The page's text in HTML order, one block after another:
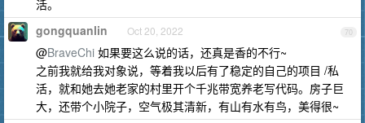
活。
70
gongquanlin Oct 20, 2022
@BraveChi 如果要这么说的话，还真是香的不行~
之前我就给我对象说，等着我以后有了稳定的自己的项目 /私
活，就和她去她老家的村里开个千兆带宽养老写代码。房子巨
大，还带个小院子，空气极其清新，有山有水有鸟，美得很~